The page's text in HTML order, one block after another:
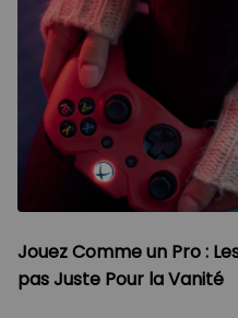
Jouez Comme un Pro :
pas Juste Pour la Vanité